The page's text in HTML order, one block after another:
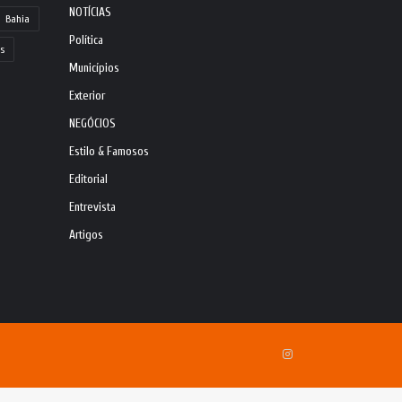
Bahia
NOTÍCIAS
Política
Municípios
Exterior
NEGÓCIOS
Estilo & Famosos
Editorial
Entrevista
Artigos
Instagram